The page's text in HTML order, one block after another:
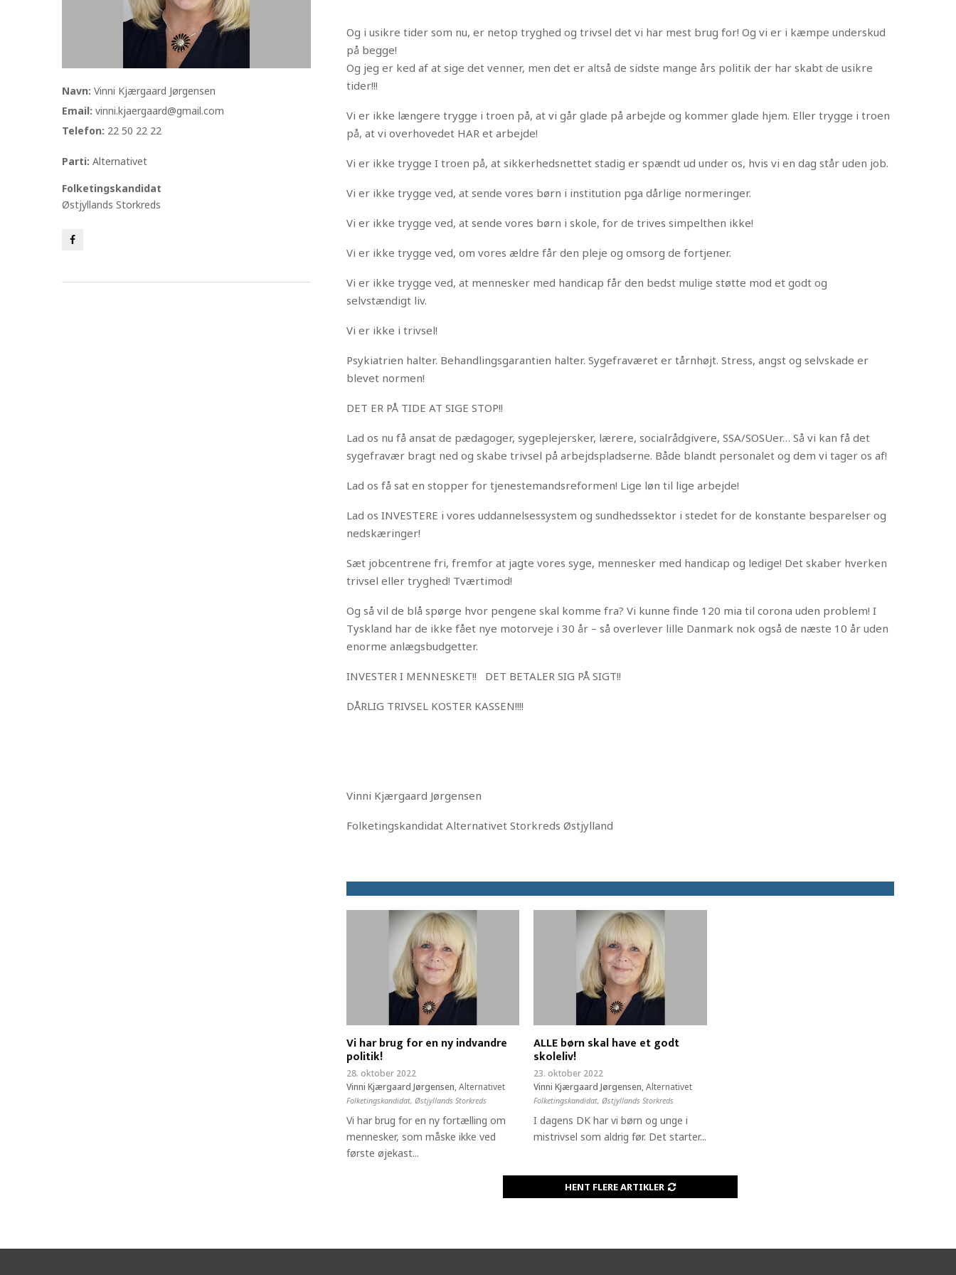
Og i usikre tider som nu, er netop tryghed og trivsel det vi har mest brug for! Og vi er i kæmpe underskud
på begge!
Og jeg er ked af at sige det venner, men det er altså de sidste mange års politik der har skabt de usikre
tider!!!
Vi er ikke længere trygge i troen på, at vi går glade på arbejde og kommer glade hjem. Eller trygge i troen
på, at vi overhovedet HAR et arbejde!
Vi er ikke trygge I troen på, at sikkerhedsnettet stadig er spændt ud under os, hvis vi en dag står uden job.
Vi er ikke trygge ved, at sende vores børn i institution pga dårlige normeringer.
Vi er ikke trygge ved, at sende vores børn i skole, for de trives simpelthen ikke!
Vi er ikke trygge ved, om vores ældre får den pleje og omsorg de fortjener.
Vi er ikke trygge ved, at mennesker med handicap får den bedst mulige støtte mod et godt og
selvstændigt liv.
Vi er ikke i trivsel!
Psykiatrien halter. Behandlingsgarantien halter. Sygefraværet er tårnhøjt. Stress, angst og selvskade er
blevet normen!
DET ER PÅ TIDE AT SIGE STOP!!
Lad os nu få ansat de pædagoger, sygeplejersker, lærere, socialrådgivere, SSA/SOSUer… Så vi kan få det
sygefravær bragt ned og skabe trivsel på arbejdspladserne. Både blandt personalet og dem vi tager os af!
Lad os få sat en stopper for tjenestemandsreformen! Lige løn til lige arbejde!
Lad os INVESTERE i vores uddannelsessystem og sundhedssektor i stedet for de konstante besparelser og
nedskæringer!
Sæt jobcentrene fri, fremfor at jagte vores syge, mennesker med handicap og ledige! Det skaber hverken
trivsel eller tryghed! Tværtimod!
Og så vil de blå spørge hvor pengene skal komme fra? Vi kunne finde 120 mia til corona uden problem! I
Tyskland har de ikke fået nye motorveje i 30 år – så overlever lille Danmark nok også de næste 10 år uden
enorme anlægsbudgetter.
INVESTER I MENNESKET!! DET BETALER SIG PÅ SIGT!!
DÅRLIG TRIVSEL KOSTER KASSEN!!!!
Vinni Kjærgaard Jørgensen
Folketingskandidat Alternativet Storkreds Østjylland
Vi har brug for en ny indvandre
politik!
28. oktober 2022
Vinni Kjærgaard Jørgensen,Alternativet
Folketingskandidat, Østjyllands Storkreds
Vi har brug for en ny fortælling om
mennesker, som måske ikke ved
første øjekast...
ALLE børn skal have et godt
skoleliv!
23. oktober 2022
Vinni Kjærgaard Jørgensen,Alternativet
Folketingskandidat, Østjyllands Storkreds
I dagens DK har vi børn og unge i
mistrivsel som aldrig før. Det starter...
HENT FLERE ARTIKLER
Navn: Vinni Kjærgaard Jørgensen
Email: vinni.kjaergaard@gmail.com
Telefon: 22 50 22 22
Parti: Alternativet
Folketingskandidat
Østjyllands Storkreds